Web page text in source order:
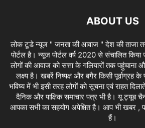
ABOUT US
लोक टूडे न्यूज " जनता की आवाज " देश की ताजा
पोर्टल है। न्यूज पोर्टल वर्ष 2020 से संचालित
लोगों की आवाज को सत्ता के गलियारों तक पहुंचाना
लक्ष्य है। खबरें निष्पक्ष और बगैर किसी पूर्वाग्रह
भविष्य में भी इसी तरह लोगों को सूचना एवं राहत
दैनिक और पाक्षिक समाचार पत्र भी है। यू ट्यूब
आपका सभी का सहयोग अपेक्षित है। आप भी खबर ,
हैं।